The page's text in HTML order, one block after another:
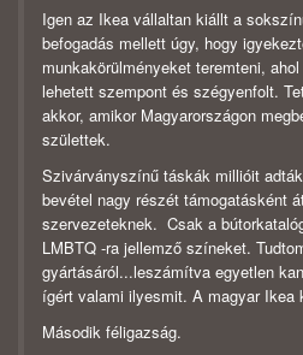
Igen az Ikea vállaltan kiállt a
befogadás mellett úgy, hogy
munkakörülményeket teremteni,
lehetett szempont és szégyenfolt.
akkor, amikor Magyarországon
születtek.
Szivárványszínű táskák millióit
bevétel nagy részét támogatásként
szervezeteknek. Csak a
LMBTQ -ra jellemző színeket.
gyártásáról...leszámítva egyetlen
ígért valami ilyesmit. A magyar Ikea
Második féligazság.